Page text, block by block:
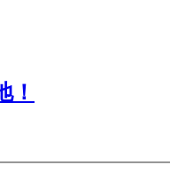
！